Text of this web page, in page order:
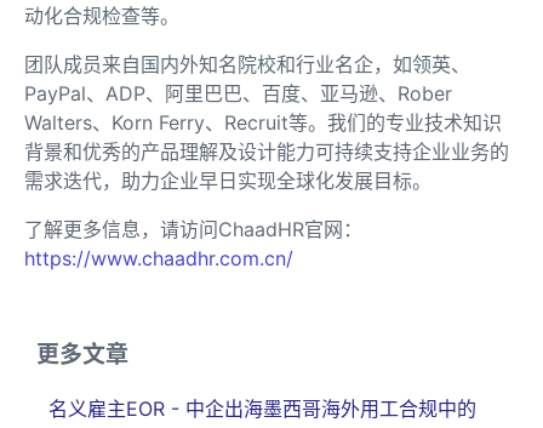
动化合规检查等。
团队成员来自国内外知名院校和行业名企，如领英、
PayPal、ADP、阿里巴巴、百度、亚马逊、Rober
Walters、Korn Ferry、Recruit等。我们的专业技术知识
背景和优秀的产品理解及设计能力可持续支持企业业务的
需求迭代，助力企业早日实现全球化发展目标。
了解更多信息，请访问ChaadHR官网：
https://www.chaadhr.com.cn/
更多文章
名义雇主EOR - 中企出海墨西哥海外用工合规中的